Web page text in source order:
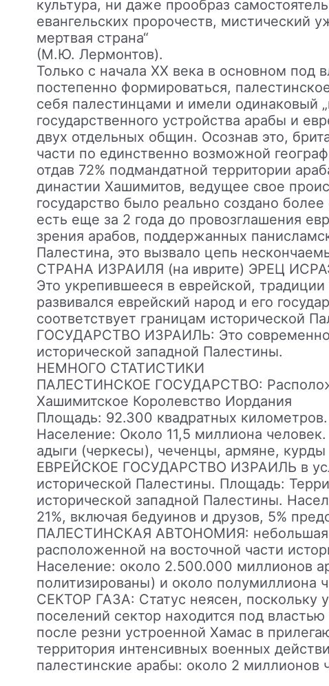
культура, ни даже прообраз
евангельских пророчеств, мистический
мертвая страна“
(М.Ю. Лермонтов).
Только с начала XX века в основном под
постепенно формироваться,
себя палестинцами и имели одинаковый
государственного устройства арабы и
двух отдельных общин. Осознав это,
части по единственно возможной
отдав 72% подмандатной территории
династии Хашимитов, ведущее свое
государство было реально создано
есть еще за 2 года до провозглашения
зрения арабов, поддержанных
Палестина, это вызвало цепь
СТРАНА ИЗРАИЛЯ (на иврите) ЭРЕЦ
Это укрепившееся в еврейской,
развивался еврейский народ и его
соответствует границам исторической
ГОСУДАРСТВО ИЗРАИЛЬ: Это
исторической западной Палестины.
НЕМНОГО СТАТИСТИКИ
ПАЛЕСТИНСКОЕ ГОСУДАРСТВО:
Хашимитское Королевство Иордания
Площадь: 92.300 квадратных
Население: Около 11,5 миллиона
адыги (черкесы), чеченцы, армяне, курды
ЕВРЕЙСКОЕ ГОСУДАРСТВО ИЗРАИЛЬ в
исторической Палестины. Площадь:
исторической западной Палестины.
21%, включая бедуинов и друзов, 5%
ПАЛЕСТИНСКАЯ АВТОНОМИЯ: небольшая
расположенной на восточной части
Население: около 2.500.000 миллионов
политизированы) и около полумиллиона
СЕКТОР ГАЗА: Статус неясен, поскольку
поселений сектор находится под
после резни устроенной Хамас в
территория интенсивных военных
палестинские арабы: около 2 миллионов